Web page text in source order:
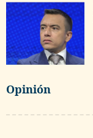
Opinión